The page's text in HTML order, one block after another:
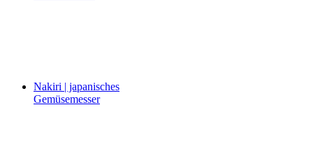
Nakiri | japanisches
Gemüsemesser